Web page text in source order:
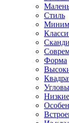
Стиль
Форма
Низкие